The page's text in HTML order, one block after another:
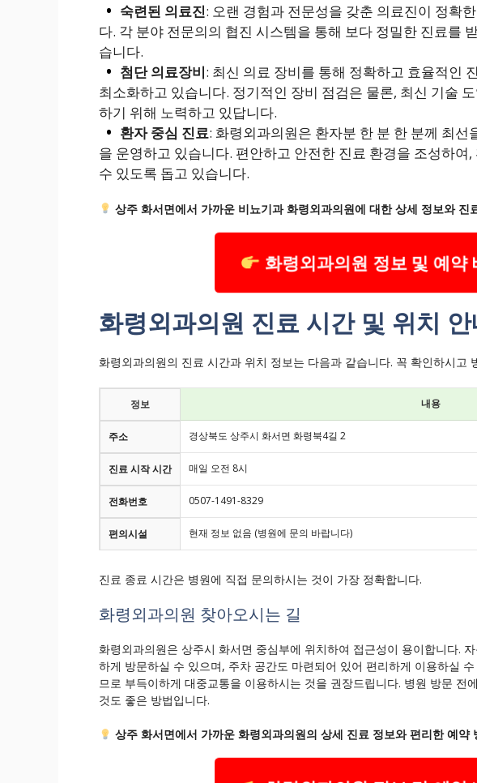
숙련된 의료진: 오랜 경험과 전문성을 갖춘 의료진이 정확
다. 각 분야 전문의의 협진 시스템을 통해 보다 정밀한 진료를
습니다.
첨단 의료장비: 최신 의료 장비를 통해 정확하고 효율적인
최소화하고 있습니다. 정기적인 장비 점검은 물론, 최신 기술
하기 위해 노력하고 있답니다.
환자 중심 진료: 화령외과의원은 환자분 한 분 한 분께 최선
을 운영하고 있습니다. 편안하고 안전한 진료 환경을 조성하여
수 있도록 돕고 있습니다.
상주 화서면에서 가까운 비뇨기과 화령외과의원에 대한 상세 정보와 진
화령외과의원 정보 및 예약
화령외과의원 진료 시간 및 위치 안
화령외과의원의 진료 시간과 위치 정보는 다음과 같습니다. 꼭 확인하시고
정보 내용
주소 경상북도 상주시 화서면 화령북4길 2
진료 시작 시간 매일 오전 8시
전화번호 0507-1491-8329
편의시설 현재 정보 없음 (병원에 문의 바랍니다)
진료 종료 시간은 병원에 직접 문의하시는 것이 가장 정확합니다.
화령외과의원 찾아오시는 길
화령외과의원은 상주시 화서면 중심부에 위치하여 접근성이 용이합니다.
하게 방문하실 수 있으며, 주차 공간도 마련되어 있어 편리하게 이용하실
므로 부득이하게 대중교통을 이용하시는 것을 권장드립니다. 병원 방문 전
것도 좋은 방법입니다.
상주 화서면에서 가까운 화령외과의원의 상세 진료 정보와 편리한 예약